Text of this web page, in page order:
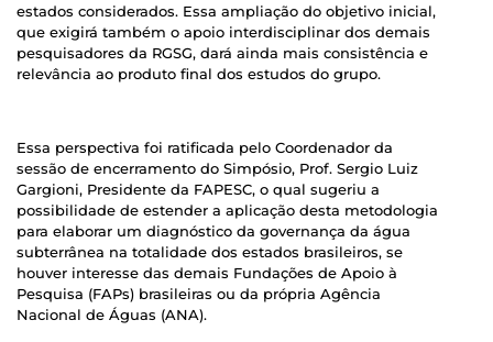
estados considerados. Essa ampliação do objetivo inicial,
que exigirá também o apoio interdisciplinar dos demais
pesquisadores da RGSG, dará ainda mais consistência e
relevância ao produto final dos estudos do grupo.
Essa perspectiva foi ratificada pelo Coordenador da
sessão de encerramento do Simpósio, Prof. Sergio Luiz
Gargioni, Presidente da FAPESC, o qual sugeriu a
possibilidade de estender a aplicação desta metodologia
para elaborar um diagnóstico da governança da água
subterrânea na totalidade dos estados brasileiros, se
houver interesse das demais Fundações de Apoio à
Pesquisa (FAPs) brasileiras ou da própria Agência
Nacional de Águas (ANA).